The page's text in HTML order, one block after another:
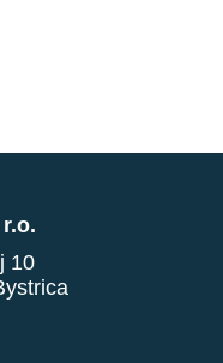
10